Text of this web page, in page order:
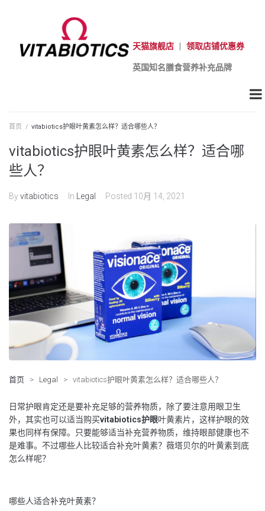
天猫旗舰店 领取店铺优惠券
英国知名膳食营养补充品牌
首页 / vitabiotics护眼叶黄素怎么样？适合哪些人？
vitabiotics护眼叶黄素怎么样？适合哪
些人？
Byvitabiotics In Legal Posted 10月 14, 2021
首页 > Legal > vitabiotics护眼叶黄素怎么样？适合哪些人？
日常护眼肯定还是要补充足够的营养物质，除了要注意用眼卫生
外，其实也可以适当购买vitabiotics护眼叶黄素片，这样护眼的效
果也同样有保障。只要能够适当补充营养物质，维持眼部健康也不
是难事。不过哪些人比较适合补充叶黄素？薇塔贝尔的叶黄素到底
怎么样呢？
哪些人适合补充叶黄素？